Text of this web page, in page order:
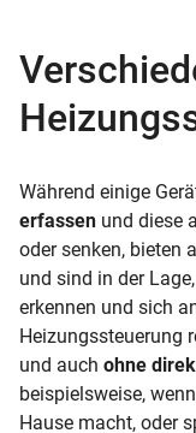
Während einige
erfassen und diese
oder senken, bieten
und sind in der
erkennen und sich
Heizungssteuerung
und auch ohne
beispielsweise,
Hause macht, oder